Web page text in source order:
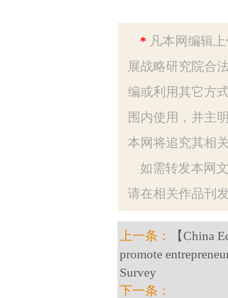
* 凡本网编辑
展战略研究院合
编或利用其它方
围内使用，并主
本网将追究其相
如需转发本网
请在相关作品刊
上一条：
【China
promote
Survey
下一条：